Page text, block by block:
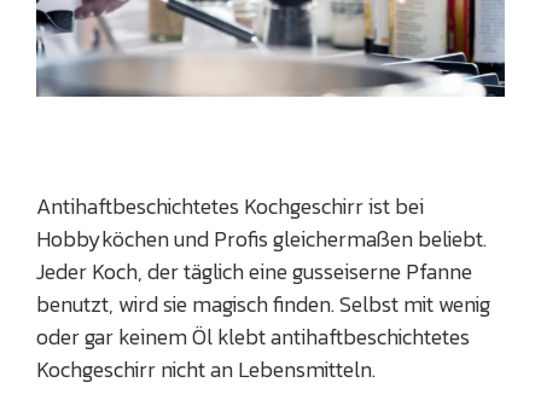
Antihaftbeschichtetes Kochgeschirr ist bei
Hobbyköchen und Profis gleichermaßen beliebt.
Jeder Koch, der täglich eine gusseiserne Pfanne
benutzt, wird sie magisch finden. Selbst mit wenig
oder gar keinem Öl klebt antihaftbeschichtetes
Kochgeschirr nicht an Lebensmitteln.